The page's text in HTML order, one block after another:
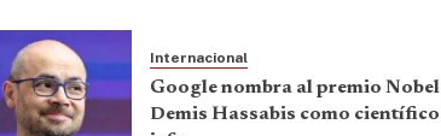
Internacional
Google nombra al premio Nobel
Demis Hassabis como científico